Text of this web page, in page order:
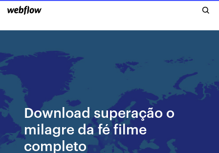
Download superação o
milagre da fé filme
completo